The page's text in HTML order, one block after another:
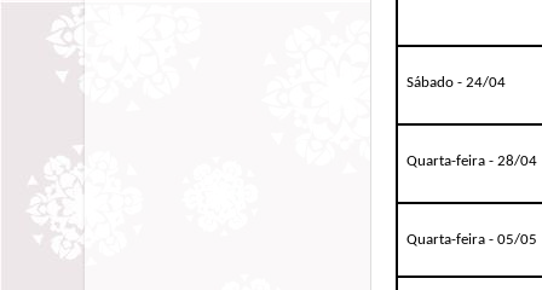
Sábado - 24/04
Quarta-feira - 28/04
Quarta-feira - 05/05